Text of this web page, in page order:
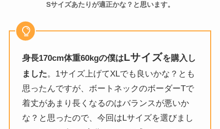
Sサイズあたりが適正かな？と思います。
身長170cm体重60kgの僕はLサイズを購入し
ました。1サイズ上げてXLでも良いかな？とも
思ったんですが、ボートネックのボーダーTで
着丈があまり長くなるのはバランスが悪いか
な？と思ったので、今回はLサイズを選びまし